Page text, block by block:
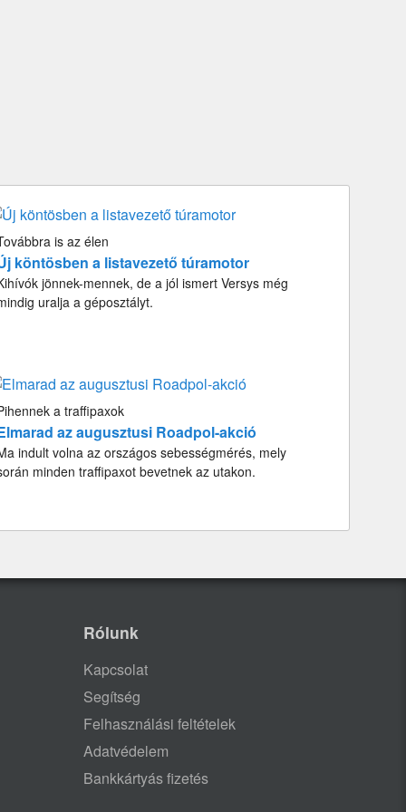
is az élen
köntösben a listavezető túramotor
jönnek-mennek, de a jól ismert Versys még
uralja a géposztályt.
a traffipaxok
az augusztusi Roadpol-akció
indult volna az országos sebességmérés, mely
minden traffipaxot bevetnek az utakon.
Rólunk
Kapcsolat
Segítség
Felhasználási feltételek
Adatvédelem
Bankkártyás fizetés